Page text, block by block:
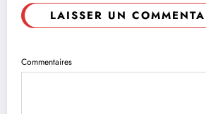
LAISSER UN
Commentaires